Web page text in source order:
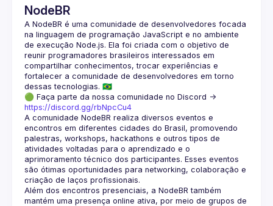
NodeBR
A NodeBR é uma comunidade de desenvolvedores focada
na linguagem de programação JavaScript e no ambiente
de execução Node.js. Ela foi criada com o objetivo de
reunir programadores brasileiros interessados em
compartilhar conhecimentos, trocar experiências e
fortalecer a comunidade de desenvolvedores em torno
🟢 Faça parte da nossa comunidade no Discord ->
https://discord.gg/rbNpcCu4
A comunidade NodeBR realiza diversos eventos e
encontros em diferentes cidades do Brasil, promovendo
palestras, workshops, hackathons e outros tipos de
atividades voltadas para o aprendizado e o
aprimoramento técnico dos participantes. Esses eventos
são ótimas oportunidades para networking, colaboração e
Além dos encontros presenciais, a NodeBR também
mantém uma presença online ativa, por meio de grupos de